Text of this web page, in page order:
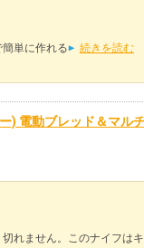
単に作れる 続きを読む
) 電動ブレッド＆マル
れません。このナイフは